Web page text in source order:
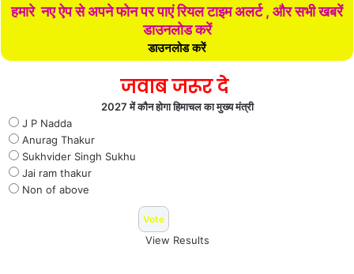
हमारे नए ऐप से अपने फोन पर पाएं रियल टाइम अलर्ट , और सभी खबरें
डाउनलोड करें
डाउनलोड करें
जवाब जरूर दे
2027 में कौन होगा हिमाचल का मुख्य मंत्री
J P Nadda
Anurag Thakur
Sukhvider Singh Sukhu
Jai ram thakur
Non of above
View Results